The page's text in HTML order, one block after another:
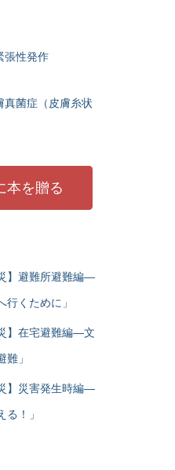
張性発作
真菌症（皮膚糸状
本を贈る
】避難所避難編―
くために」
】在宅避難編―文
」
】災害発生時編―
！」